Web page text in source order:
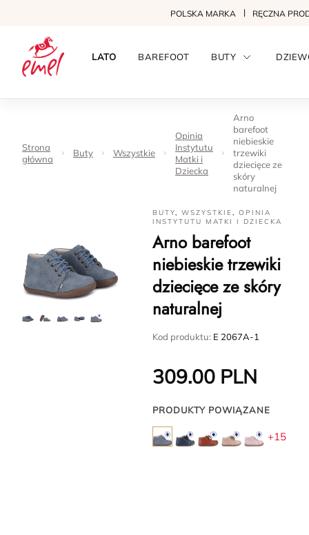
POLSKA MARKA RĘCZNA
LATO BAREFOOT BUTY
Strona
główna
Buty Wszystkie
Opinia
Instytutu
Matki i
Dziecka
Arno
barefoot
niebieskie
trzewiki
dziecięce ze
skóry
naturalnej
BUTY,WSZYSTKIE,OPINIA
INSTYTUTU MATKI I DZIECKA
Arno barefoot
niebieskie trzewiki
dziecięce ze skóry
naturalnej
Kod produktu: E 2067A-1
309.00 PLN
PRODUKTY POWIĄZANE
+15